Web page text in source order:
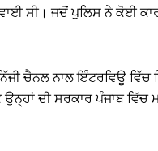
ਸੀ। ਜਦੋਂ ਪੁਲਿਸ ਨੇ ਕੋਈ
ਚੈਨਲ ਨਾਲ ਇੰਟਰਵਿਊ ਵਿੱਚ
ਦੀ ਸਰਕਾਰ ਪੰਜਾਬ ਵਿੱਚ